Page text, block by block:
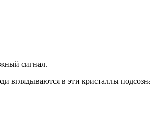
сигнал.
вглядываются в эти кристаллы